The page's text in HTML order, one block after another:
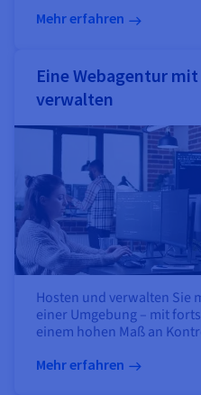
Mehr erfahren
Eine Webagentur
verwalten
Hosten und verwalten Sie
einer Umgebung – mit
einem hohen Maß an
Mehr erfahren